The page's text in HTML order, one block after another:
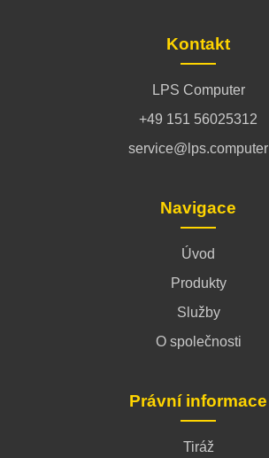
Kontakt
LPS Computer
+49 151 56025312
service@lps.computer
Navigace
Úvod
Produkty
Služby
O společnosti
Právní informace
Tiráž